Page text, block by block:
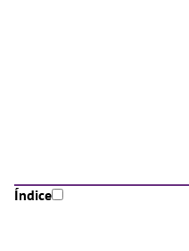
Índice